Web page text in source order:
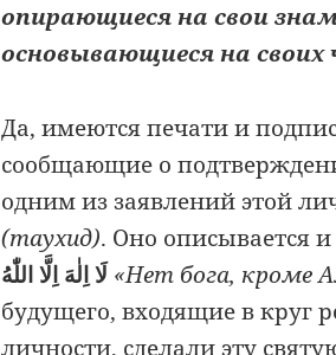
опирающиеся на свои
основывающиеся на своих
Да, имеются печати и
сообщающие о
одним из заявлений этой
(таухид). Оно описывается
لَا اِلٰهَ اِلَّا اللّٰهُ «Нет бога, кроме
будущего, входящие в круг
личности, сделали эту